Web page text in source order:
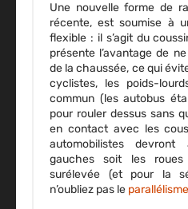
Une nouvelle forme de
récente, est soumise à
flexible : il s’agit du
présente l’avantage de
de la chaussée, ce qui
cyclistes, les poids-
commun (les autobus
pour rouler dessus sans
en contact avec les
automobilistes
gauches soit les
surélevée (et pour la
n’oubliez pas le parallélisme